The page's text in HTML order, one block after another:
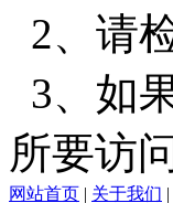
2、请
3、如
所要访
网站首页 | 关于我们 |